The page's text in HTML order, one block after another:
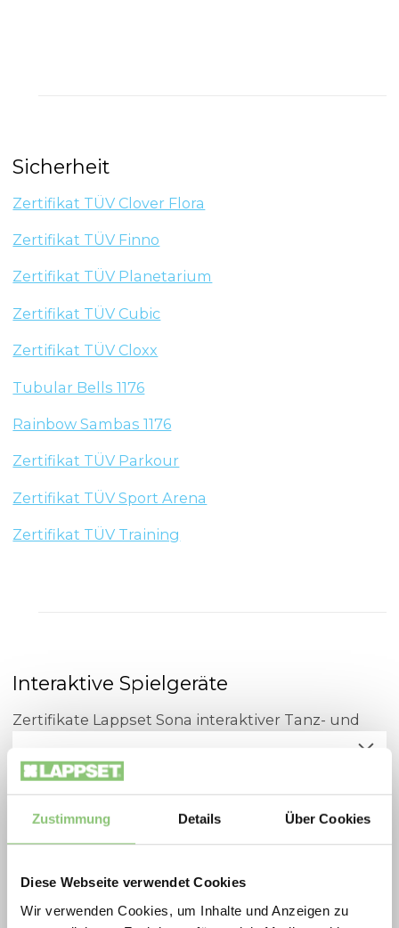
Zustimmung Details Über Cookies
Diese Webseite verwendet Cookies
Wir verwenden Cookies, um Inhalte und Anzeigen zu
Sicherheit
Zertifikat TÜV Clover Flora
Zertifikat TÜV Finno
Zertifikat TÜV Planetarium
Zertifikat TÜV Cubic
Zertifikat TÜV Cloxx
Tubular Bells 1176
Rainbow Sambas 1176
Zertifikat TÜV Parkour
Zertifikat TÜV Sport Arena
Zertifikat TÜV Training
Interaktive Spielgeräte
Zertifikate Lappset Sona interaktiver Tanz- und
Zertifikat Wahrengesetzbeschluss Sona
Zertifikate Lappset Memo interaktive Säulen
Zertifikat Wahrengesetzbeschluss Memo
interaktive Spielsäulen
Spielplatzoffensive 2026
Zukunftsfähige Spielräume zu besonders
attraktiven Konditionen: Die Lappset
Spielplatzoffensive vereint Qualität,
ausgewählten Aktionsprodukten.